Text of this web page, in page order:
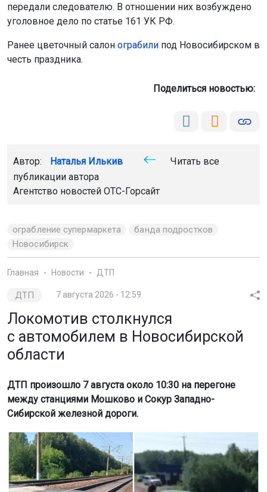
передали следователю. В отношении них возбуждено
уголовное дело по статье 161 УК РФ.
Ранее цветочный салон ограбили под Новосибирском в
честь праздника.
Поделиться новостью:
Автор: Наталья Илькив
Читать все
публикации автора
Агентство новостей ОТС-Горсайт
ограбление супермаркета
банда подростков
Новосибирск
Главная Новости ДТП
ДТП 7 августа 2026 - 12:59
Локомотив столкнулся
с автомобилем в Новосибирской
области
ДТП произошло 7 августа около 10:30 на перегоне
между станциями Мошково и Сокур Западно-
Сибирской железной дороги.